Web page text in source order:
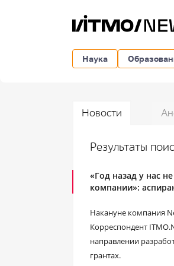
Наука
Новости
Результаты
«Год назад у нас
компании»:
Накануне компания
Корреспондент
направлении
грантах.